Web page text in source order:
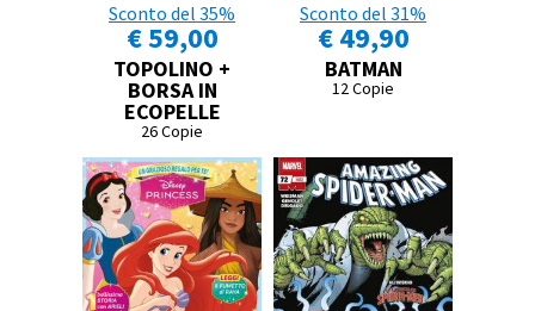
Sconto del 35%
€ 59,00
TOPOLINO +
BORSA IN
ECOPELLE
26 Copie
Sconto del 31%
€ 49,90
BATMAN
12 Copie